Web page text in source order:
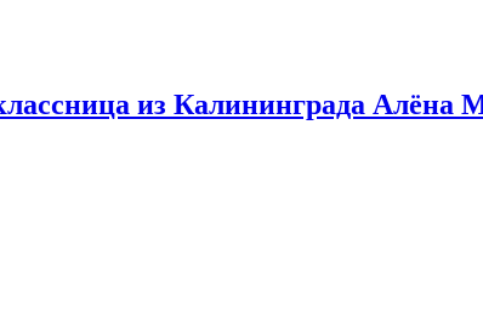
из Калининграда Алёна